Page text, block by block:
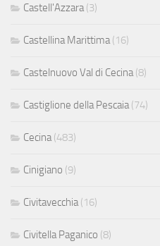
Castell'Azzara (3)
Castellina Marittima (16)
Castelnuovo Val di Cecina (8)
Castiglione della Pescaia (74)
Cecina (483)
Cinigiano (9)
Civitavecchia (16)
Civitella Paganico (8)